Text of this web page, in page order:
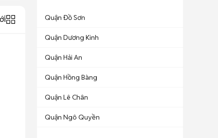
Quận Đồ Sơn
Quận Dương Kinh
Quận Hải An
Quận Hồng Bàng
Quận Lê Chân
Quận Ngô Quyền